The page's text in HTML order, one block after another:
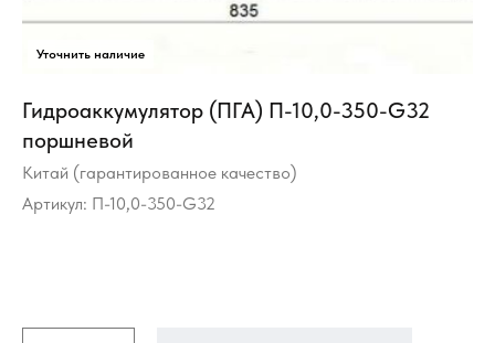
Гидроаккумулятор (ПГА) П-10,0-350-G32
поршневой
Китай (гарантированное качество)
Артикул: П-10,0-350-G32